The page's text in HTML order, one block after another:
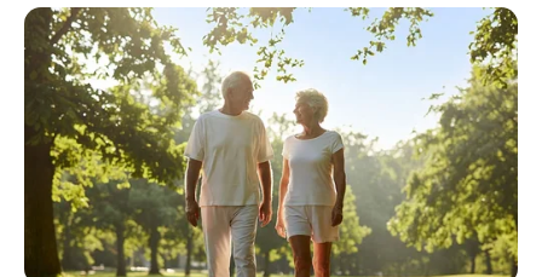
SARAMPIÓN AVENIDA AMBALÁ
IBAGUÉ
PARQUE DE DIVERSIONES
ELECCIONES PRESIDENCIALES
FENÓMENO DEL NIÑO
IBAL